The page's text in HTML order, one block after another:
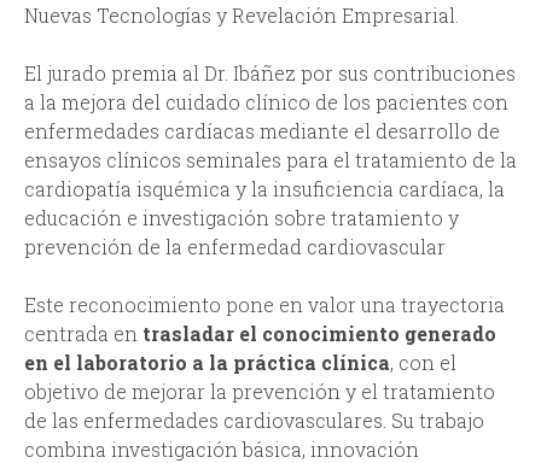
Nuevas Tecnologías y Revelación Empresarial.
El jurado premia al Dr. Ibáñez por sus contribuciones
a la mejora del cuidado clínico de los pacientes con
enfermedades cardíacas mediante el desarrollo de
ensayos clínicos seminales para el tratamiento de la
cardiopatía isquémica y la insuficiencia cardíaca, la
educación e investigación sobre tratamiento y
prevención de la enfermedad cardiovascular
Este reconocimiento pone en valor una trayectoria
centrada en trasladar el conocimiento generado
en el laboratorio a la práctica clínica, con el
objetivo de mejorar la prevención y el tratamiento
de las enfermedades cardiovasculares. Su trabajo
combina investigación básica, innovación